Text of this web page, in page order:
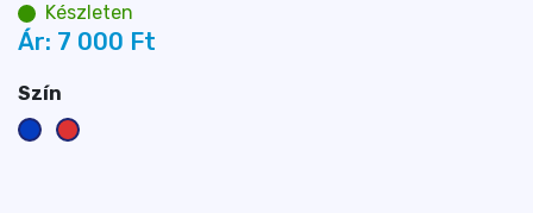
Készleten
Ár: 7 000 Ft
Szín